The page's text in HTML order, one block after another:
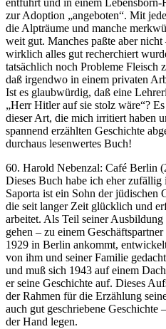
entführt und in einem
zur Adoption „angeboten“. Mit
die Alpträume und manche
weit gut. Manches paßte aber
wirklich alles gut recherchiert
tatsächlich noch Probleme Fleisch
daß irgendwo in einem privaten
Ist es glaubwürdig, daß eine
„Herr Hitler auf sie stolz wäre“?
dieser Art, die mich irritiert haben
spannend erzählten Geschichte
durchaus lesenwertes Buch!
60. Harold Nebenzal: Café Berlin
Dieses Buch habe ich eher
Saporta ist ein Sohn der jüdischen
die seit langer Zeit glücklich und
arbeitet. Als Teil seiner
gehen – zu einem
1929 in Berlin ankommt,
von ihm und seiner Familie
und muß sich 1943 auf einem
er seine Geschichte auf. Dieses
der Rahmen für die Erzählung
auch gut geschriebene Geschichte
der Hand legen.